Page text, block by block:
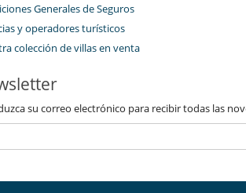
Generales de Seguros
y operadores turísticos
colección de villas en venta
su correo electrónico para recibir todas las